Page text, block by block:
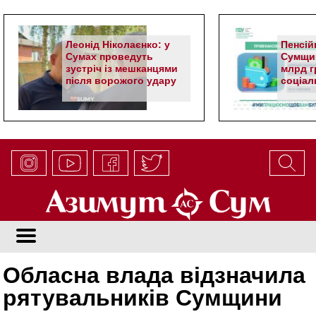
Леонід Ніколаєнко: у
Сумах проведуть
зустріч із мешканцями
після ворожого удару
млрд
Обласна влада відзначила
рятувальників Сумщини